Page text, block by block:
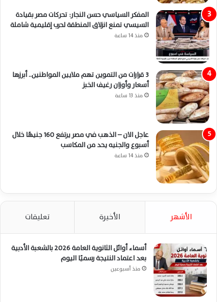
المفكر السياسي حسن النجار: تحركات مصر بقيادة
السيسي تمنع انزلاق المنطقة لحرب إقليمية شاملة
منذ 14 ساعة
3 قرارات من التموين تهم ملايين المواطنين.. أبرزها
أسعار وأوزان رغيف الخبز
منذ 13 ساعة
عاجل الان – الذهب في مصر يرتفع 160 جنيهًا خلال
أسبوع والجنيه يحد من المكاسب
منذ 14 ساعة
الأشهر الأخيرة تعليقات
أسماء أوائل الثانوية العامة 2026 بالشعبة الأدبية
بعد اعتماد النتيجة رسميًا اليوم
منذ أسبوعين